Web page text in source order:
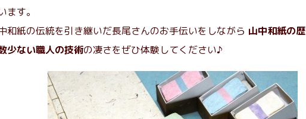
ます。
和紙の伝統を引き継いだ長尾さんのお手伝いをしながら 山中和紙の
少ない職人の技術の凄さをぜひ体験してください♪